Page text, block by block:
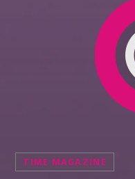
TIME MAGAZINE